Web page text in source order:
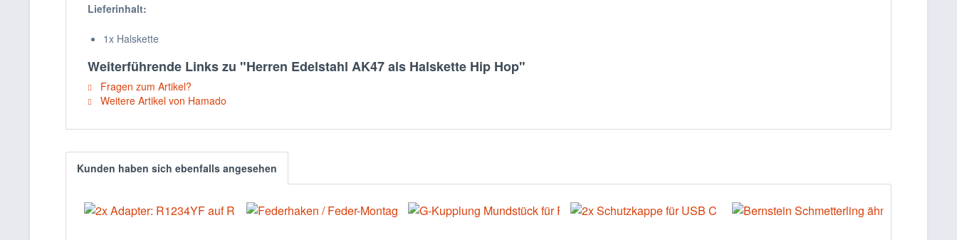
Lieferinhalt:
1x Halskette
Weiterführende Links zu "Herren Edelstahl AK47 als Halskette Hip Hop"
Fragen zum Artikel?
Weitere Artikel von Hamado
Kunden haben sich ebenfalls angesehen